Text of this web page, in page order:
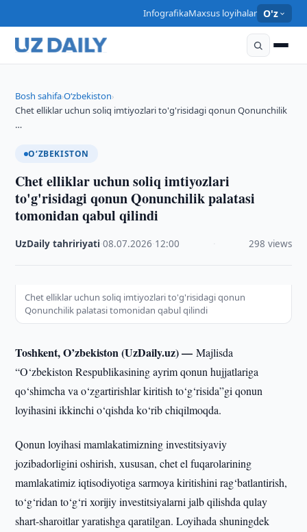
InfografikaMaxsus loyihalar O'z
Bosh sahifa›O‘zbekiston›
Chet elliklar uchun soliq imtiyozlari to'g'risidagi qonun Qonunchilik
…
O‘ZBEKISTON
Chet elliklar uchun soliq imtiyozlari
to'g'risidagi qonun Qonunchilik palatasi
tomonidan qabul qilindi
UzDaily tahririyati ·08.07.2026 12:00 298 views
Chet elliklar uchun soliq imtiyozlari to'g'risidagi qonun
Qonunchilik palatasi tomonidan qabul qilindi
Toshkent, O’zbekiston (UzDaily.uz) —Majlisda
“O‘zbekiston Respublikasining ayrim qonun hujjatlariga
qo‘shimcha va o‘zgartirishlar kiritish to‘g‘risida”gi qonun
loyihasini ikkinchi o‘qishda ko‘rib chiqilmoqda.
Qonun loyihasi mamlakatimizning investitsiyaviy
jozibadorligini oshirish, xususan, chet el fuqarolarining
mamlakatimiz iqtisodiyotiga sarmoya kiritishini rag‘batlantirish,
to‘g‘ridan to‘g‘ri xorijiy investitsiyalarni jalb qilishda qulay
shart-sharoitlar yaratishga qaratilgan. Loyihada shuningdek